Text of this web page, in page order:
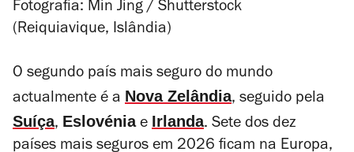
Fotografia: Min Jing / Shutterstock
(Reiquiavique, Islândia)
O segundo país mais seguro do mundo
actualmente é a Nova Zelândia, seguido pela
Suíça, Eslovéniae Irlanda. Sete dos dez
países mais seguros em 2026 ficam na Europa,